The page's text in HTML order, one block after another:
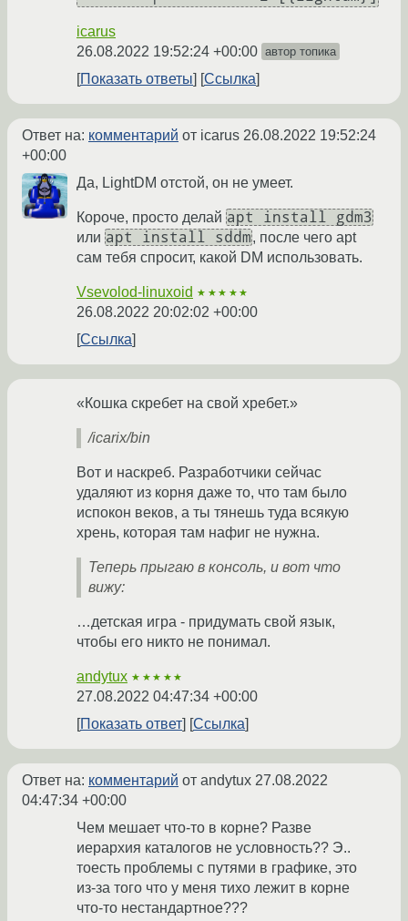
icarus
26.08.2022 19:52:24 +00:00 автор топика
Показать ответы Ссылка
Ответ на: комментарий от icarus 26.08.2022 19:52:24
+00:00
Да, LightDM отстой, он не умеет.
Короче, просто делай apt install gdm3
или apt install sddm, после чего apt
сам тебя спросит, какой DM использовать.
Vsevolod-linuxoid ★★★★★
26.08.2022 20:02:02 +00:00
Ссылка
«Кошка скребет на свой хребет.»
/icarix/bin
Вот и наскреб. Разработчики сейчас
удаляют из корня даже то, что там было
испокон веков, а ты тянешь туда всякую
хрень, которая там нафиг не нужна.
Теперь прыгаю в консоль, и вот что
вижу:
…детская игра - придумать свой язык,
чтобы его никто не понимал.
andytux ★★★★★
27.08.2022 04:47:34 +00:00
Показать ответ
Ссылка
Ответ на: комментарий от andytux 27.08.2022
04:47:34 +00:00
Чем мешает что-то в корне? Разве
иерархия каталогов не условность?? Э..
тоесть проблемы с путями в графике, это
из-за того что у меня тихо лежит в корне
что-то нестандартное???